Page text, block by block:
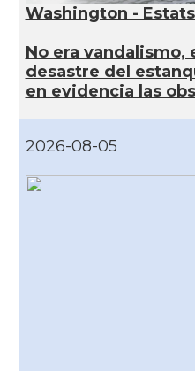
Washington -
No era vandalismo,
desastre del
en evidencia las
2026-08-05